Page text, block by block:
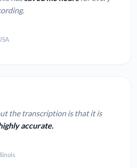
the transcription is that it is
accurate.